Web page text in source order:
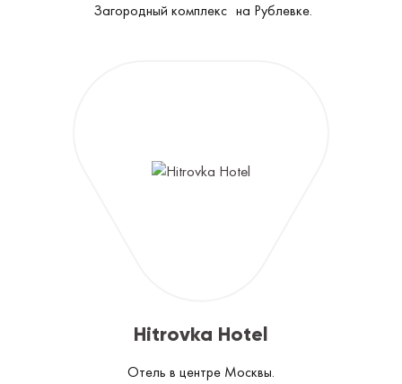
Загородный комплекс на Рублевке.
Hitrovka Hotel
Отель в центре Москвы.